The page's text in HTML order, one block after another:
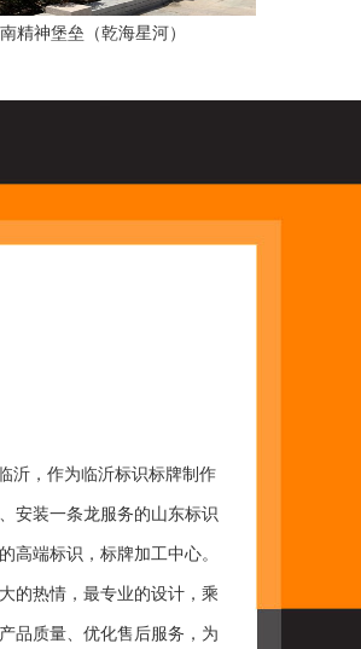
精神堡垒（乾海星河）
沂，作为临沂标识标牌制作
安装一条龙服务的山东标识
高端标识，标牌加工中心。
热情，最专业的设计，乘
品质量、优化售后服务，为